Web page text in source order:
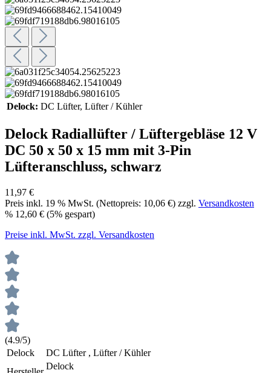
Delock: DC Lüfter, Lüfter / Kühler
Delock Radiallüfter / Lüftergebläse 12 V
DC 50 x 50 x 15 mm mit 3-Pin
Lüfteranschluss, schwarz
11,97 €
Preis inkl. 19 % MwSt. (Nettopreis: 10,06 €) zzgl. Versandkosten
% 12,60 € (5% gespart)
Preise inkl. MwSt. zzgl. Versandkosten
(4.9/5)
Delock
DC Lüfter , Lüfter / Kühler
Delock